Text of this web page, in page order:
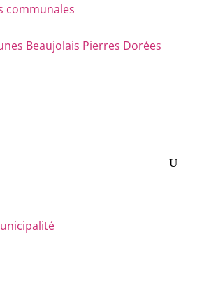
communales
Beaujolais Pierres Dorées